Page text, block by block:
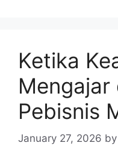
Ketika
Mengajar
Pebisnis
January 27, 2026 by